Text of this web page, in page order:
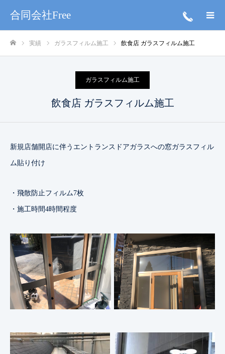
合同会社Free
実績 ガラスフィルム施工 飲食店 ガラスフィルム施工
ガラスフィルム施工
飲食店 ガラスフィルム施工
新規店舗開店に伴うエントランスドアガラスへの窓ガラスフィル
ム貼り付け
・飛散防止フィルム7枚
・施工時間4時間程度